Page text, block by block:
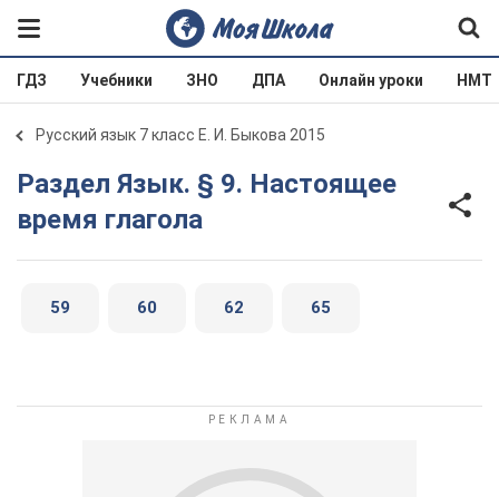
ГДЗ Учебники ЗНО ДПА Онлайн уроки НМТ
Русский язык 7 класс Е. И. Быкова 2015
Раздел Язык. § 9. Настоящее
время глагола
59 60 62 65